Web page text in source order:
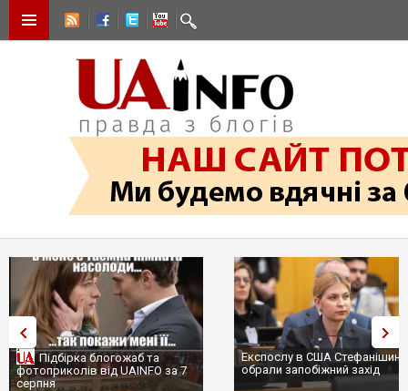
Підбірка блогожаб та
фотоприколів від UAINFO за 7
серпня
Експослу в США
обрали запобіжний захід